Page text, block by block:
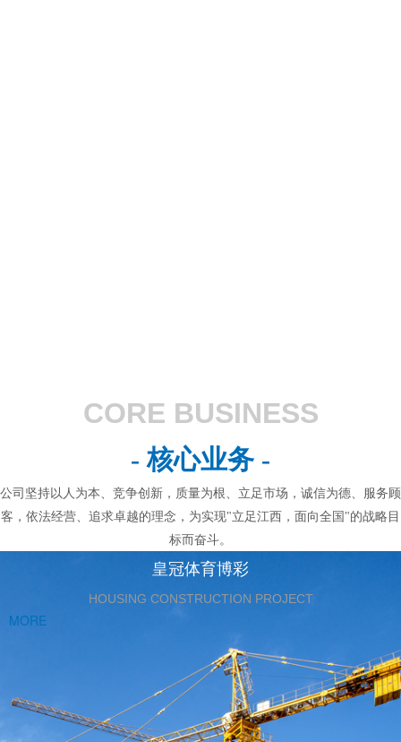
CORE BUSINESS
- 核心业务 -
公司坚持以人为本、竞争创新，质量为根、立足市场，诚信为德、服务顾
客，依法经营、追求卓越的理念，为实现"立足江西，面向全国"的战略目
标而奋斗。
皇冠体育博彩
HOUSING CONSTRUCTION PROJECT
MORE